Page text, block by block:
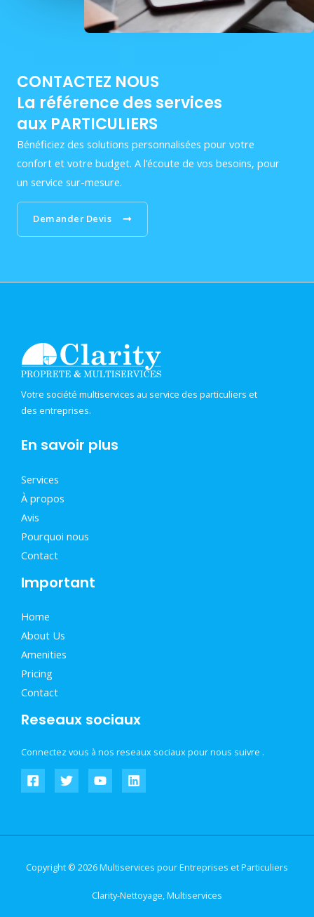
CONTACTEZ NOUS
La référence des services
aux PARTICULIERS
Bénéficiez des solutions personnalisées pour votre
confort et votre budget. A l’écoute de vos besoins, pour
un service sur-mesure.
Demander Devis
Votre société multiservices au service des particuliers et
des entreprises.
En savoir plus
Services
À propos
Avis
Pourquoi nous
Contact
Important
Home
About Us
Amenities
Pricing
Contact
Reseaux sociaux
Connectez vous à nos reseaux sociaux pour nous suivre .
Copyright © 2026 Multiservices pour Entreprises et Particuliers
Clarity-Nettoyage, Multiservices